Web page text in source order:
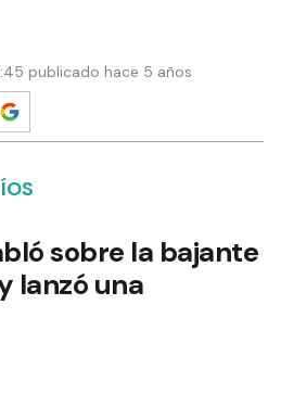
publicado hace 5 años
sobre la bajante
lanzó una